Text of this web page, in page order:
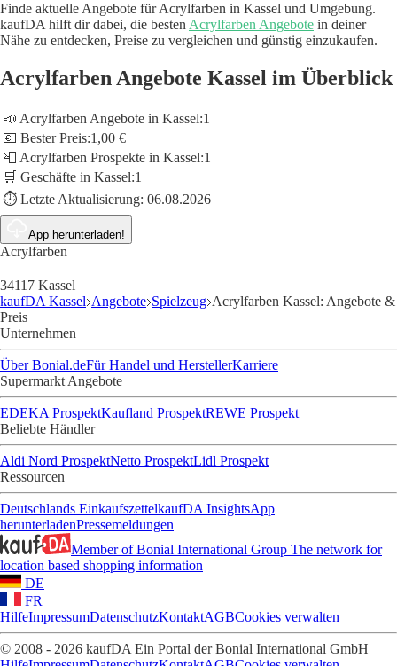
Finde aktuelle Angebote für Acrylfarben in Kassel und Umgebung.
kaufDA hilft dir dabei, die bestenAcrylfarben Angebote in deiner
Nähe zu entdecken, Preise zu vergleichen und günstig einzukaufen.
Acrylfarben Angebote Kassel im Überblick
📣 Acrylfarben Angebote in Kassel:1
💶 Bester Preis:1,00 €
📮 Acrylfarben Prospekte in Kassel:1
🛒 Geschäfte in Kassel:1
⏱️ Letzte Aktualisierung: 06.08.2026
App herunterladen!
Acrylfarben
34117 Kassel
kaufDA Kassel Angebote Spielzeug Acrylfarben Kassel: Angebote &
Preis
Unternehmen
Über Bonial.deFür Handel und HerstellerKarriere
Supermarkt Angebote
EDEKA ProspektKaufland ProspektREWE Prospekt
Beliebte Händler
Aldi Nord ProspektNetto ProspektLidl Prospekt
Ressourcen
Deutschlands EinkaufszettelkaufDA InsightsApp
herunterladenPressemeldungen
Member of Bonial International Group The network for
location based shopping information
DE
FR
HilfeImpressumDatenschutzKontaktAGBCookies verwalten
© 2008 - 2026 kaufDA Ein Portal der Bonial International GmbH